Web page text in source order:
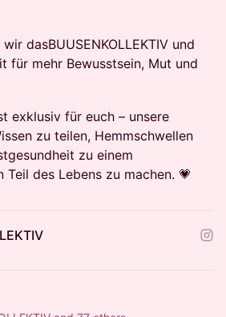
dasBUUSENKOLLEKTIV und
für mehr Bewusstsein, Mut und
exklusiv für euch – unsere
zu teilen, Hemmschwellen
zu einem
des Lebens zu machen. 💗